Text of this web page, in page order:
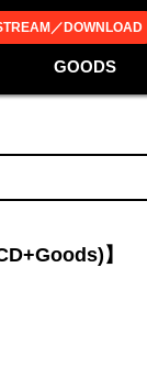
／DOWNLOAD
GOODS
】